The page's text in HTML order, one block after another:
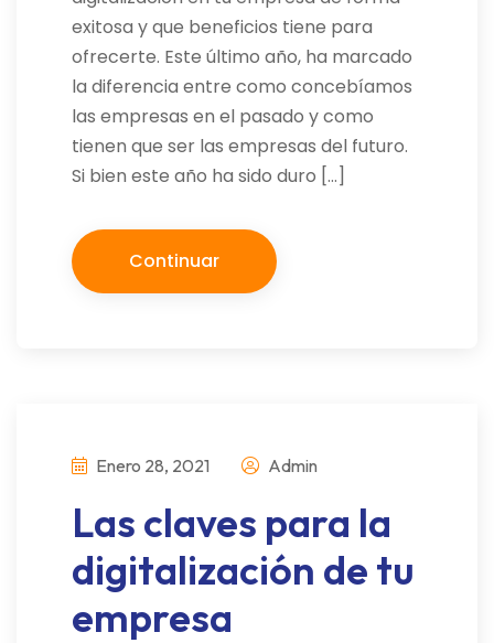
exitosa y que beneficios tiene para
ofrecerte. Este último año, ha marcado
la diferencia entre como concebíamos
las empresas en el pasado y como
tienen que ser las empresas del futuro.
Si bien este año ha sido duro […]
Continuar
Enero 28, 2021 Admin
Las claves para la
digitalización de tu
empresa